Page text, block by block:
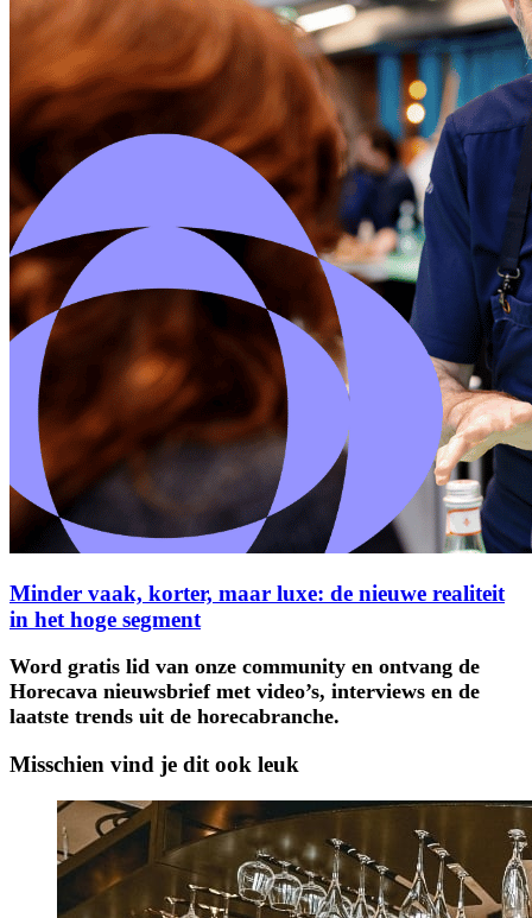
Minder vaak, korter, maar luxe: de nieuwe realiteit
in het hoge segment
Word gratis lid van onze community en ontvang de
Horecava nieuwsbrief met video’s, interviews en de
laatste trends uit de horecabranche.
Misschien vind je dit ook leuk